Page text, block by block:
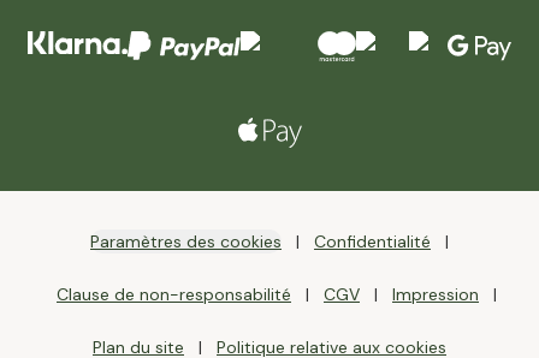
Paramètres des cookies Confidentialité
Clause de non-responsabilité CGV Impression
Plan du site Politique relative aux cookies